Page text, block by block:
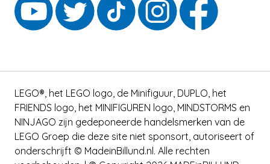
LEGO®, het LEGO logo, de Minifiguur, DUPLO, het
FRIENDS logo, het MINIFIGUREN logo, MINDSTORMS en
NINJAGO zijn gedeponeerde handelsmerken van de
LEGO Groep die deze site niet sponsort, autoriseert of
onderschrijft © MadeinBillund.nl. Alle rechten